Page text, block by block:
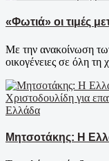
«Φωτιά» οι τιμές
Με την ανακοίνωση
οικογένειες σε όλη τη
Ελλάδα
Μητσοτάκης: Η